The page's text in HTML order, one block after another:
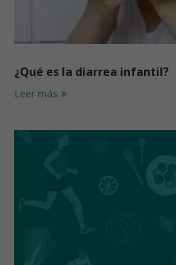
¿Qué es la diarrea infantil?
Leer más